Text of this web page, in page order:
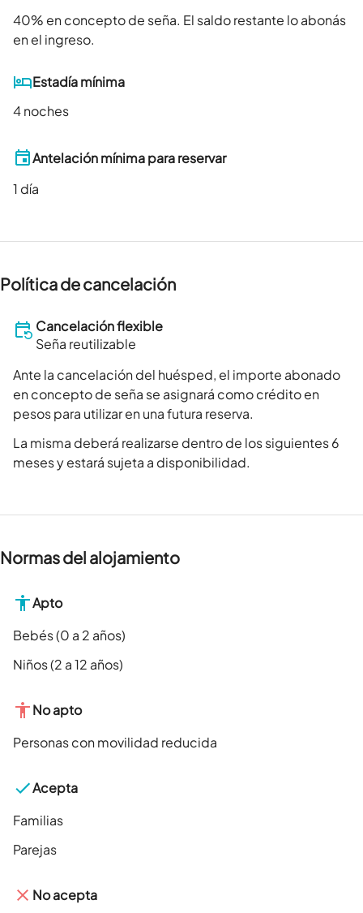
40% en concepto de seña. El saldo restante lo abonás
en el ingreso.
Estadía mínima
4 noches
Antelación mínima para reservar
1 día
Política de cancelación
Cancelación flexible
Seña reutilizable
Ante la cancelación del huésped, el importe abonado
en concepto de seña se asignará como crédito en
pesos para utilizar en una futura reserva.
La misma deberá realizarse dentro de los siguientes 6
meses y estará sujeta a disponibilidad.
Normas del alojamiento
Apto
Bebés (0 a 2 años)
Niños (2 a 12 años)
No apto
Personas con movilidad reducida
Acepta
Familias
Parejas
No acepta